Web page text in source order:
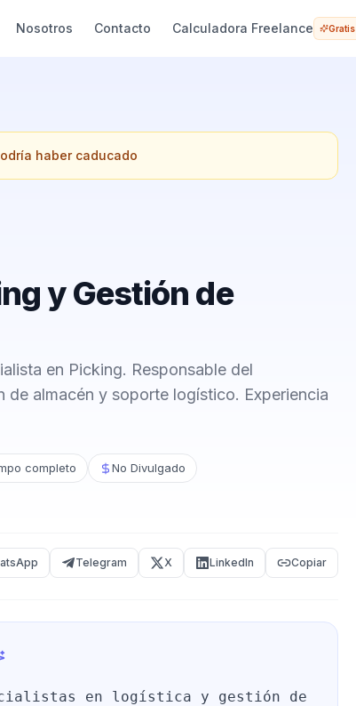
Nosotros Contacto Calculadora Freelance Gratis
haber caducado
y Gestión de
en Picking. Responsable del
almacén y soporte logístico. Experiencia
completo No Divulgado
Telegram X LinkedIn Copiar
en logística y gestión de